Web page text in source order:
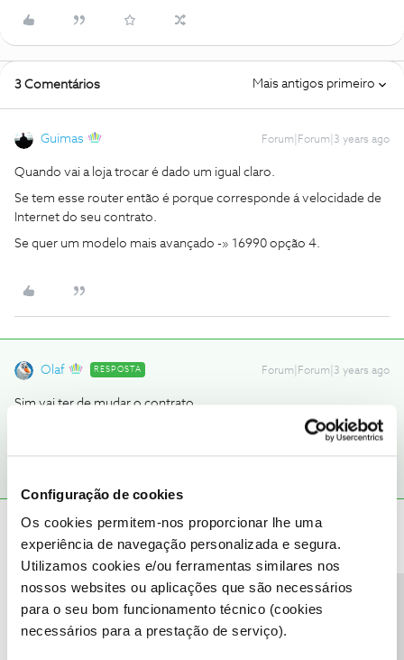
Configuração de cookies
Os cookies permitem-nos proporcionar lhe uma
experiência de navegação personalizada e segura.
Utilizamos cookies e/ou ferramentas similares nos
nossos websites ou aplicações que são necessários
para o seu bom funcionamento técnico (cookies
necessários para a prestação de serviço).
3 Comentários Mais antigos primeiro
Guimas Forum|Forum|3 years ago
Quando vai a loja trocar é dado um igual claro.
Se tem esse router então é porque corresponde á velocidade de
Internet do seu contrato.
Se quer um modelo mais avançado -» 16990 opção 4.
Olaf RESPOSTA Forum|Forum|3 years ago
Sim vai ter de mudar o contrato
Mário P. Forum|Forum|3 years ago
, seja bem-vindo ao Fórum NOS.
indicado pelo@Guimas e o@Olaf, está sujeita a condições
contratuais. Assim, se pretender, podemos endereçar o seu
pedido.